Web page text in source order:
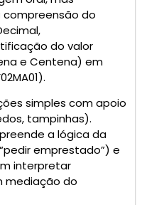
do
do valor
e Centena) em
simples com apoio
tampinhas).
a lógica da
emprestado”) e
interpretar
mediação do